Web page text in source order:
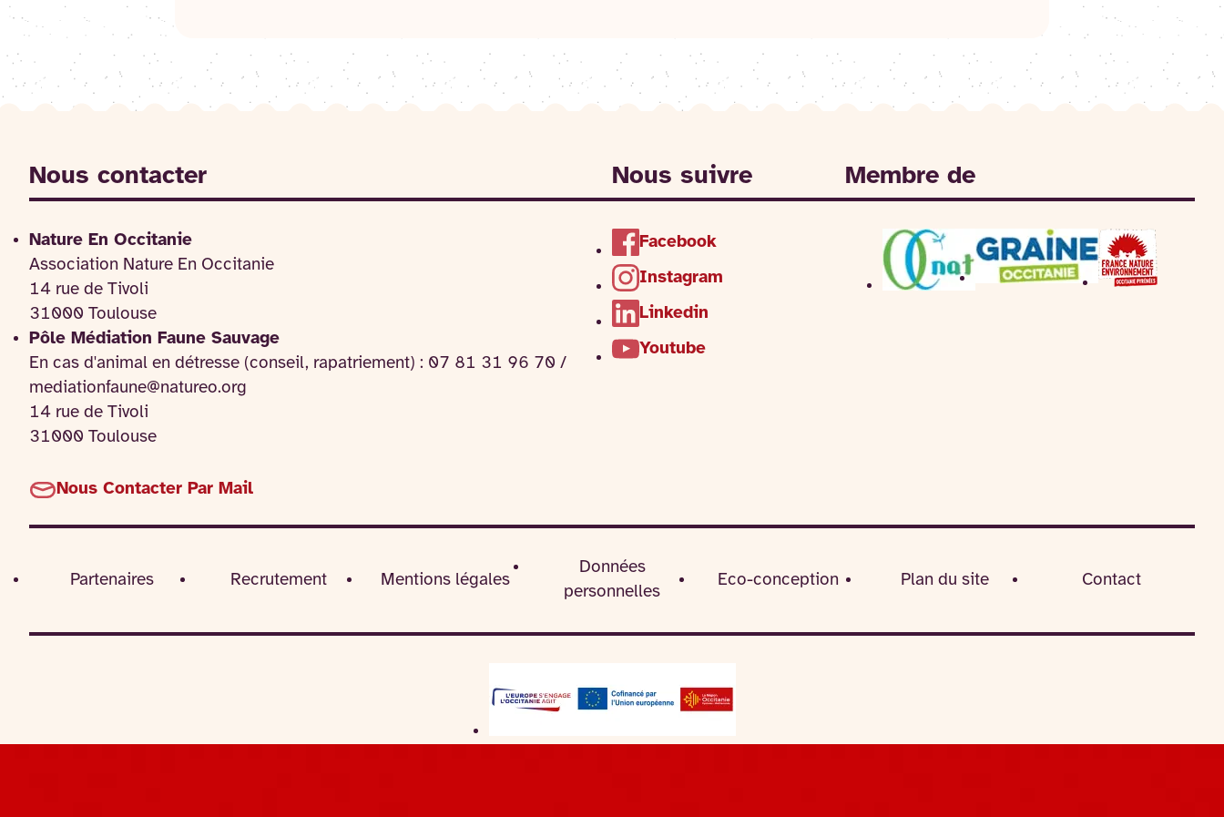
Nous contacter
Nature En Occitanie
Association Nature En Occitanie
14 rue de Tivoli
31000 Toulouse
Pôle Médiation Faune Sauvage
En cas d'animal en détresse (conseil, rapatriement) : 07 81 31 96 70 /
mediationfaune@natureo.org
14 rue de Tivoli
31000 Toulouse
Nous Contacter Par Mail
Nous suivre
Facebook
Instagram
Linkedin
Youtube
Membre de
Partenaires Recrutement Mentions légales
Données
personnelles
Eco-conception Plan du site Contact